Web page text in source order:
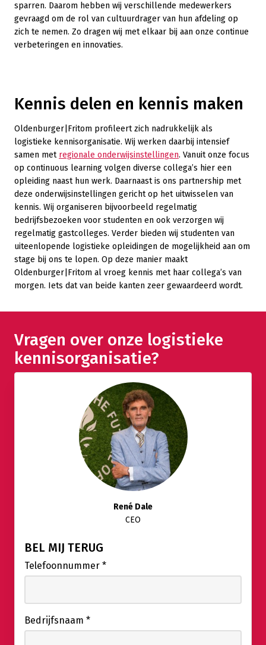
sparren. Daarom hebben wij verschillende medewerkers
gevraagd om de rol van cultuurdrager van hun afdeling op
zich te nemen. Zo dragen wij met elkaar bij aan onze continue
verbeteringen en innovaties.
Kennis delen en kennis maken
Oldenburger|Fritom profileert zich nadrukkelijk als
logistieke kennisorganisatie. Wij werken daarbij intensief
samen met regionale onderwijsinstellingen. Vanuit onze focus
op continuous learning volgen diverse collega’s hier een
opleiding naast hun werk. Daarnaast is ons partnership met
deze onderwijsinstellingen gericht op het uitwisselen van
kennis. Wij organiseren bijvoorbeeld regelmatig
bedrijfsbezoeken voor studenten en ook verzorgen wij
regelmatig gastcolleges. Verder bieden wij studenten van
uiteenlopende logistieke opleidingen de mogelijkheid aan om
stage bij ons te lopen. Op deze manier maakt
Oldenburger|Fritom al vroeg kennis met haar collega’s van
morgen. Iets dat van beide kanten zeer gewaardeerd wordt.
Vragen over onze logistieke
kennisorganisatie?
René Dale
CEO
BEL MIJ TERUG
Telefoonnummer *
Bedrijfsnaam *